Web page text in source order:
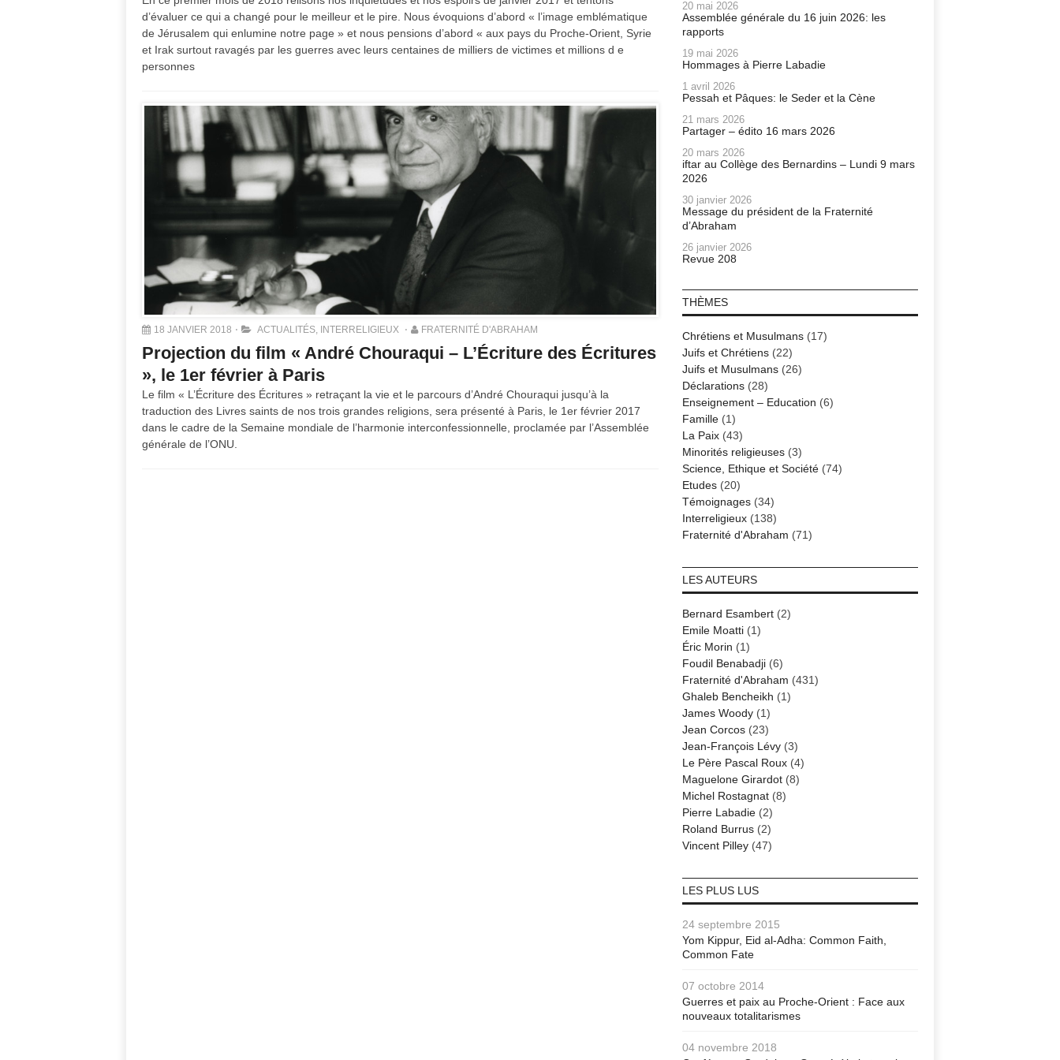
d’évaluer ce qui a changé pour le meilleur et le pire. Nous évoquions d’abord « l’image emblématique
de Jérusalem qui enlumine notre page » et nous pensions d’abord « aux pays du Proche-Orient, Syrie
et Irak surtout ravagés par les guerres avec leurs centaines de milliers de victimes et millions d e
personnes
18 JANVIER 2018 ACTUALITÉS, INTERRELIGIEUX FRATERNITÉ D'ABRAHAM
Projection du film « André Chouraqui – L’Écriture des Écritures
», le 1er février à Paris
Le film « L’Écriture des Écritures » retraçant la vie et le parcours d’André Chouraqui jusqu’à la
traduction des Livres saints de nos trois grandes religions, sera présenté à Paris, le 1er février 2017
dans le cadre de la Semaine mondiale de l’harmonie interconfessionnelle, proclamée par l’Assemblée
générale de l’ONU.
20 mai 2026
Assemblée générale du 16 juin 2026: les
rapports
19 mai 2026
Hommages à Pierre Labadie
1 avril 2026
Pessah et Pâques: le Seder et la Cène
21 mars 2026
Partager – édito 16 mars 2026
20 mars 2026
iftar au Collège des Bernardins – Lundi 9 mars
2026
30 janvier 2026
Message du président de la Fraternité
d’Abraham
26 janvier 2026
Revue 208
THÈMES
Chrétiens et Musulmans(17)
Juifs et Chrétiens(22)
Juifs et Musulmans(26)
Déclarations(28)
Enseignement – Education (6)
Famille(1)
La Paix(43)
Minorités religieuses(3)
Science, Ethique et Société(74)
Etudes(20)
Témoignages(34)
Interreligieux(138)
Fraternité d'Abraham (71)
LES AUTEURS
Bernard Esambert(2)
Emile Moatti(1)
Éric Morin (1)
Foudil Benabadji(6)
Fraternité d'Abraham (431)
Ghaleb Bencheikh (1)
James Woody(1)
Jean Corcos(23)
Jean-François Lévy(3)
Le Père Pascal Roux(4)
Maguelone Girardot(8)
Michel Rostagnat(8)
Pierre Labadie(2)
Roland Burrus(2)
Vincent Pilley(47)
LES PLUS LUS
24 septembre 2015
Yom Kippur, Eid al-Adha: Common Faith,
Common Fate
07 octobre 2014
Guerres et paix au Proche-Orient : Face aux
nouveaux totalitarismes
04 novembre 2018